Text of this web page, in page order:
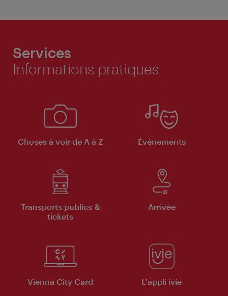
Services
Informations pratiques
Choses à voir de A à Z Évènements
Transports publics &
tickets
Arrivée
Vienna City Card L'appli ivie